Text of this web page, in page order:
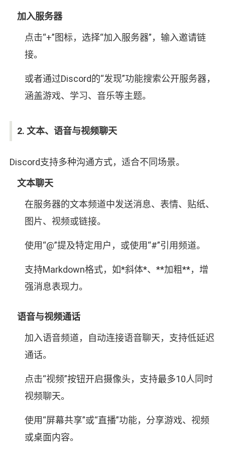
加入服务器
点击“+”图标，选择“加入服务器”，输入邀请链
接。
或者通过Discord的“发现”功能搜索公开服务器，
涵盖游戏、学习、音乐等主题。
2. 文本、语音与视频聊天
Discord支持多种沟通方式，适合不同场景。
文本聊天
在服务器的文本频道中发送消息、表情、贴纸、
图片、视频或链接。
使用“@”提及特定用户，或使用“#”引用频道。
支持Markdown格式，如*斜体*、 **加粗**，增
强消息表现力。
语音与视频通话
加入语音频道，自动连接语音聊天，支持低延迟
通话。
点击“视频”按钮开启摄像头，支持最多10人同时
视频聊天。
使用“屏幕共享”或“直播”功能，分享游戏、视频
或桌面内容。